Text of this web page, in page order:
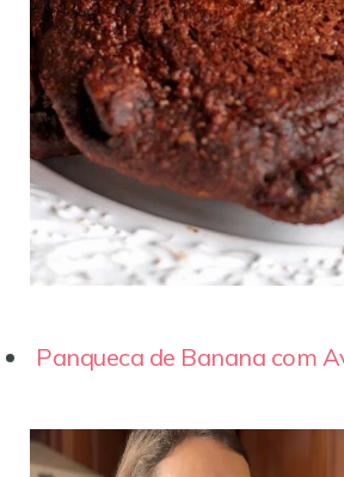
Panqueca de Banana com